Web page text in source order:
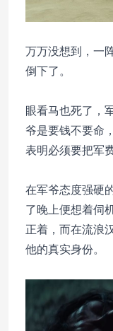
万万没想到，一
倒下了。
眼看马也死了，
爷是要钱不要命
表明必须要把军
在军爷态度强硬
了晚上便想着伺
正着，而在流浪
他的真实身份。